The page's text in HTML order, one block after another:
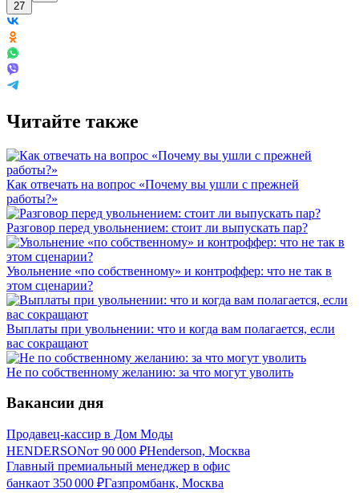
27
Читайте также
Как отвечать на вопрос «Почему вы ушли с прежней
работы?»
Разговор перед увольнением: стоит ли выпускать пар?
Увольнение «по собственному» и контроффер: что не так в
этом сценарии?
Выплаты при увольнении: что и когда вам полагается, если
вас сокращают
Не по собственному желанию: за что могут уволить
Вакансии дня
Продавец-кассир в Дом Моды
HENDERSONот 90 000 ₽Henderson, Москва
Главный премиальный менеджер в офис
банкаот 350 000 ₽Газпромбанк, Москва